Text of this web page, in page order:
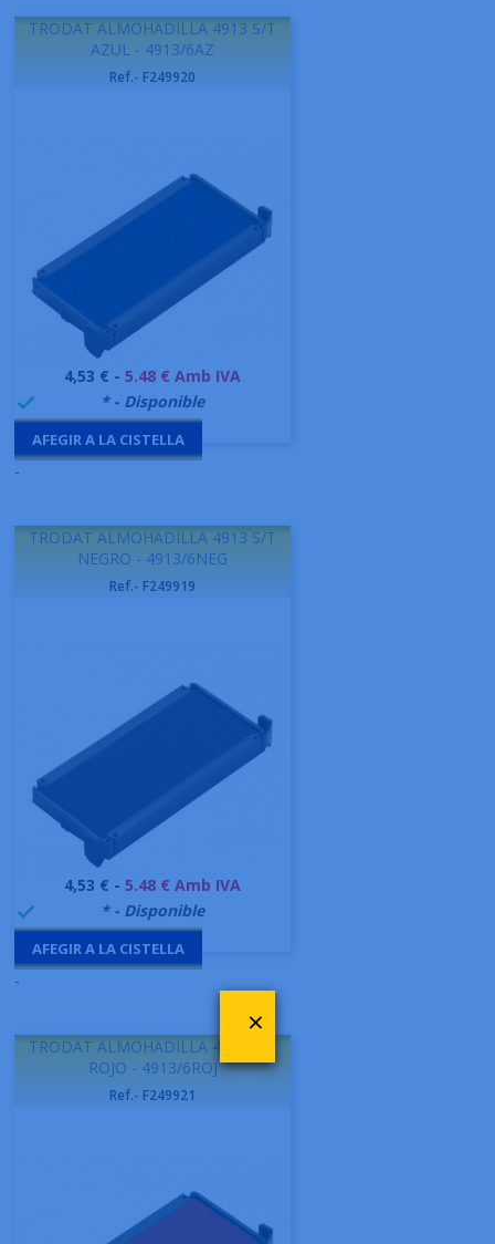
TRODAT ALMOHADILLA 4913 S/T
AZUL - 4913/6AZ
Ref.- F249920
Preu
4,53 € - 5.48 € Amb IVA
 * - Disponible
AFEGIR A LA CISTELLA
-
TRODAT ALMOHADILLA 4913 S/T
NEGRO - 4913/6NEG
Ref.- F249919
Preu
4,53 € - 5.48 € Amb IVA
 * - Disponible
AFEGIR A LA CISTELLA
-
TRODAT ALMOHADILLA 4913 S/T
ROJO - 4913/6ROJ
Ref.- F249921
×